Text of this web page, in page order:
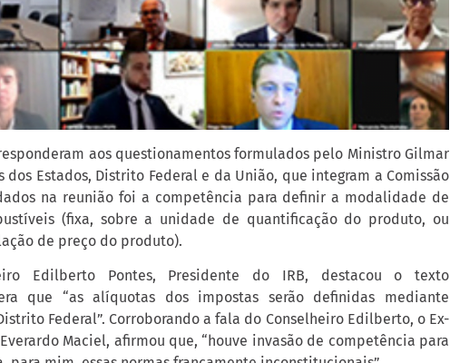
aos questionamentos formulados pelo Ministro Gilmar
Estados, Distrito Federal e da União, que integram a Comissão
na reunião foi a competência para definir a modalidade de
(fixa, sobre a unidade de quantificação do produto, ou
de preço do produto).
Edilberto Pontes, Presidente do IRB, destacou o texto
que “as alíquotas dos impostas serão definidas mediante
Federal”. Corroborando a fala do Conselheiro Edilberto, o Ex-
Maciel, afirmou que, “houve invasão de competência para